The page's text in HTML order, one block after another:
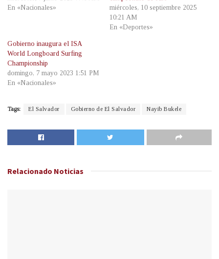
En «Nacionales»
miércoles, 10 septiembre 2025
10:21 AM
En «Deportes»
Gobierno inaugura el ISA
World Longboard Surfing
Championship
domingo, 7 mayo 2023 1:51 PM
En «Nacionales»
Tags: El Salvador Gobierno de El Salvador Nayib Bukele
Relacionado Noticias